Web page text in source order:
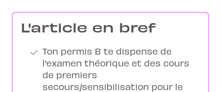
L'article en bref
Ton permis B te dispense de
l'examen théorique et des cours
de premiers
secours/sensibilisation pour le